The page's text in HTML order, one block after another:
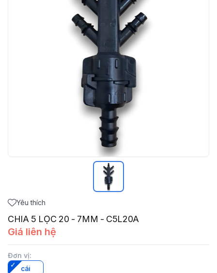
Yêu thích
CHIA 5 LỌC 20 - 7MM - C5L20A
Giá liên hệ
Đơn vị:
cái